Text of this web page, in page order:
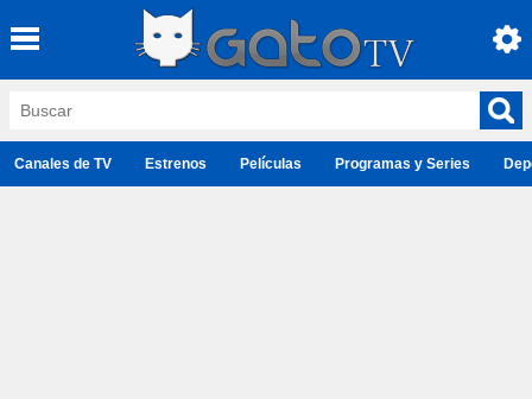
Canales de TV Estrenos Películas Programas y Series